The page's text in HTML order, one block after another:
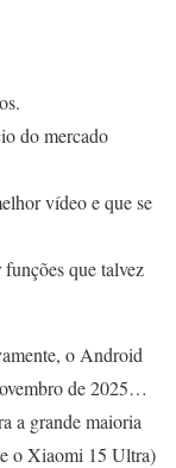
do mercado
vídeo e que se
que talvez
o Android
de 2025…
a grande maioria
o Xiaomi 15 Ultra)